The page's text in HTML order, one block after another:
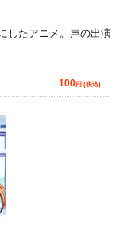
したアニメ。声の出演
100円 (税込)